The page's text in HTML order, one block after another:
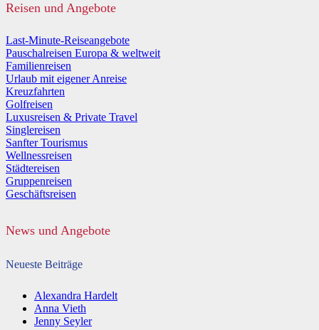
Reisen und Angebote
Last-Minute-Reiseangebote
Pauschalreisen Europa & weltweit
Familienreisen
Urlaub mit eigener Anreise
Kreuzfahrten
Golfreisen
Luxusreisen & Private Travel
Singlereisen
Sanfter Tourismus
Wellnessreisen
Städtereisen
Gruppenreisen
Geschäftsreisen
News und Angebote
Neueste Beiträge
Alexandra Hardelt
Anna Vieth
Jenny Seyler